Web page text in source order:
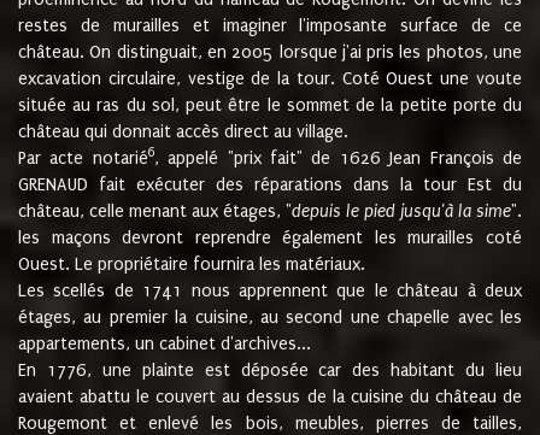
restes de murailles et imaginer l'imposante surface de ce
château. On distinguait, en 2005 lorsque j'ai pris les photos, une
excavation circulaire, vestige de la tour. Coté Ouest une voute
située au ras du sol, peut être le sommet de la petite porte du
château qui donnait accès direct au village.
Par acte notarié6, appelé "prix fait" de 1626 Jean François de
GRENAUD fait exécuter des réparations dans la tour Est du
château, celle menant aux étages, "depuis le pied jusqu'à la sime".
les maçons devront reprendre également les murailles coté
Ouest. Le propriétaire fournira les matériaux.
Les scellés de 1741 nous apprennent que le château à deux
étages, au premier la cuisine, au second une chapelle avec les
appartements, un cabinet d'archives...
En 1776, une plainte est déposée car des habitant du lieu
avaient abattu le couvert au dessus de la cuisine du château de
Rougemont et enlevé les bois, meubles, pierres de tailles,